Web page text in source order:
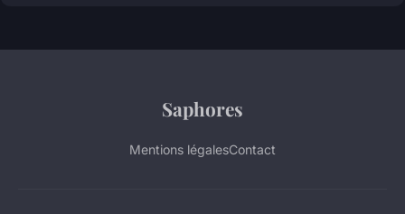
Saphores
Mentions légalesContact